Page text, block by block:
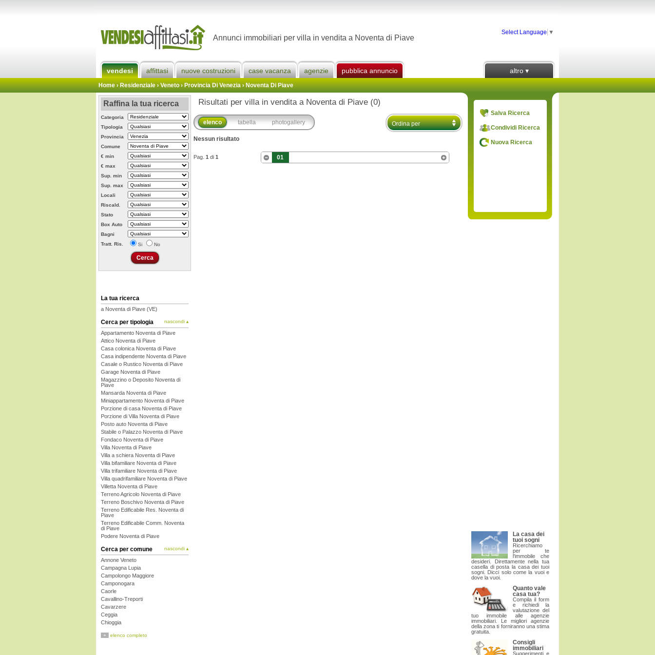
Annunci immobiliari per villa in vendita a Noventa di Piave
vendesi affittasi nuove costruzioni case vacanza agenzie pubblica annuncio altro ▾
Select Language ▼
Home› Residenziale › Veneto ›Provincia Di Venezia›Noventa Di Piave
Raffina la tua ricerca
Categoria
Tipologia
Provincia
Comune
€ min
€ max
Sup. min
Sup. max
Locali
Riscald.
Stato
Box Auto
Bagni
Tratt. Ris.
Si No
La tua ricerca
a Noventa di Piave (VE)
Cerca per tipologia nascondi ▴
Appartamento Noventa di Piave
Attico Noventa di Piave
Casa colonica Noventa di Piave
Casa indipendente Noventa di Piave
Casale o Rustico Noventa di Piave
Garage Noventa di Piave
Magazzino o Deposito Noventa di
Piave
Mansarda Noventa di Piave
Miniappartamento Noventa di Piave
Porzione di casa Noventa di Piave
Porzione di Villa Noventa di Piave
Posto auto Noventa di Piave
Stabile o Palazzo Noventa di Piave
Fondaco Noventa di Piave
Villa Noventa di Piave
Villa a schiera Noventa di Piave
Villa bifamiliare Noventa di Piave
Villa trifamiliare Noventa di Piave
Villa quadrifamiliare Noventa di Piave
Villetta Noventa di Piave
Terreno Agricolo Noventa di Piave
Terreno Boschivo Noventa di Piave
Terreno Edificabile Res. Noventa di
Piave
Terreno Edificabile Comm. Noventa
di Piave
Podere Noventa di Piave
Cerca per comune nascondi ▴
Annone Veneto
Campagna Lupia
Campolongo Maggiore
Camponogara
Caorle
Cavallino-Treporti
Cavarzere
Ceggia
Chioggia
Cona
+ elenco completo
Risultati per villa in vendita a Noventa di Piave (0)
elenco tabella photogallery
Nessun risultato
Pag. 1 di 1 01
Salva Ricerca
Condividi Ricerca
Nuova Ricerca
La casa dei
tuoi sogni
Ricerchiamo
per te
l'immobile che
desideri. Direttamente nella tua
casella di posta la casa dei tuoi
sogni. Dicci solo come la vuoi e
dove la vuoi.
Quanto vale
casa tua?
Compila il form
e richiedi la
valutazione del
tuo immobile alle agenzie
immobiliari. Le migliori agenzie
della zona ti forniranno una stima
gratuita.
Consigli
immobiliari
Suggerimenti e